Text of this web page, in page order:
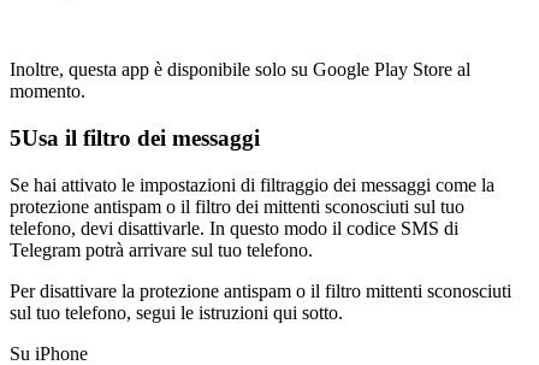
Inoltre, questa app è disponibile solo su Google Play Store al
momento.
5Usa il filtro dei messaggi
Se hai attivato le impostazioni di filtraggio dei messaggi come la
protezione antispam o il filtro dei mittenti sconosciuti sul tuo
telefono, devi disattivarle. In questo modo il codice SMS di
Telegram potrà arrivare sul tuo telefono.
Per disattivare la protezione antispam o il filtro mittenti sconosciuti
sul tuo telefono, segui le istruzioni qui sotto.
Su iPhone